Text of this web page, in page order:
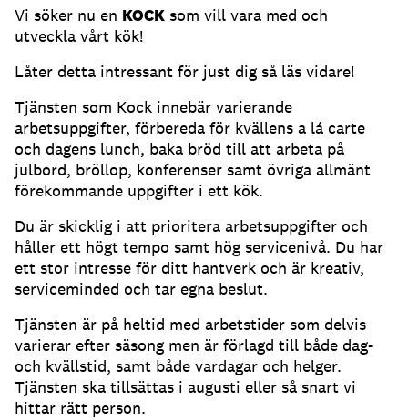
Vi söker nu en KOCK som vill vara med och
utveckla vårt kök!
Låter detta intressant för just dig så läs vidare!
Tjänsten som Kock innebär varierande
arbetsuppgifter, förbereda för kvällens a lá carte
och dagens lunch, baka bröd till att arbeta på
julbord, bröllop, konferenser samt övriga allmänt
förekommande uppgifter i ett kök.
Du är skicklig i att prioritera arbetsuppgifter och
håller ett högt tempo samt hög servicenivå. Du har
ett stor intresse för ditt hantverk och är kreativ,
serviceminded och tar egna beslut.
Tjänsten är på heltid med arbetstider som delvis
varierar efter säsong men är förlagd till både dag-
och kvällstid, samt både vardagar och helger.
Tjänsten ska tillsättas i augusti eller så snart vi
hittar rätt person.